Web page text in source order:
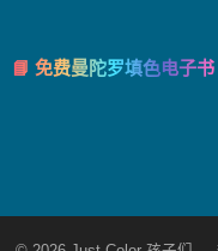
📘 免费曼陀罗填色电子书